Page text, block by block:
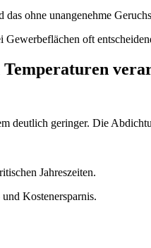
das ohne unangenehme
oft
Temperaturen
deutlich geringer. Die
Jahreszeiten.
Kostenersparnis.